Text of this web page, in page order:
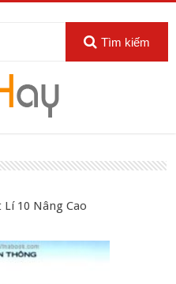
Tìm kiếm
10 Nâng Cao